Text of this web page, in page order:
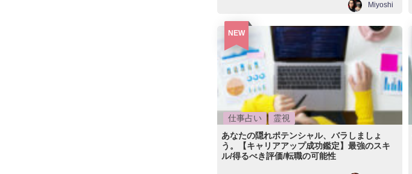
Miyoshi
NEW
仕事占い
霊視
あなたの隠れポテンシャル、バラしましょ
う。【キャリアアップ成功鑑定】最強のスキ
ル/得るべき評価/転職の可能性